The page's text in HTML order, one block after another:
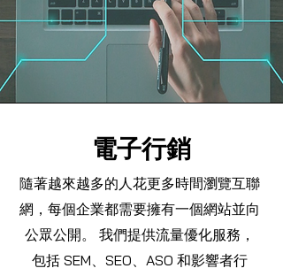
電子行銷
隨著越來越多的人花更多時間瀏覽互聯
網，每個企業都需要擁有一個網站並向
公眾公開。 我們提供流量優化服務，
包括 SEM、SEO、ASO 和影響者行